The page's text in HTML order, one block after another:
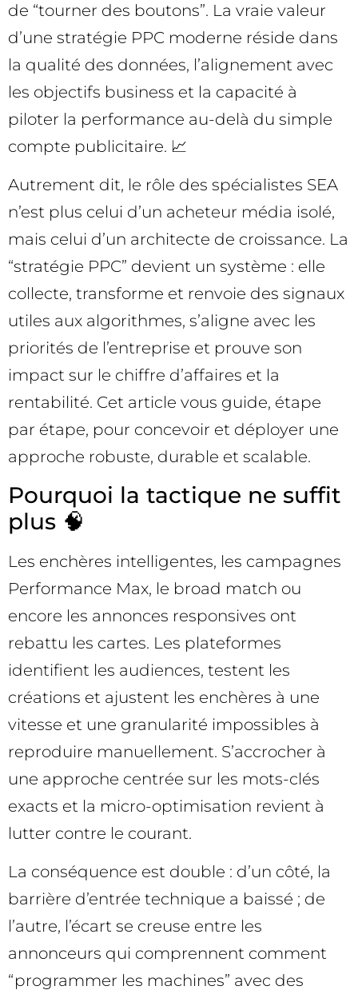
de “tourner des boutons”. La vraie valeur
d’une stratégie PPC moderne réside dans
la qualité des données, l’alignement avec
les objectifs business et la capacité à
piloter la performance au-delà du simple
compte publicitaire. 📈
Autrement dit, le rôle des spécialistes SEA
n’est plus celui d’un acheteur média isolé,
mais celui d’un architecte de croissance. La
“stratégie PPC” devient un système : elle
collecte, transforme et renvoie des signaux
utiles aux algorithmes, s’aligne avec les
priorités de l’entreprise et prouve son
impact sur le chiffre d’affaires et la
rentabilité. Cet article vous guide, étape
par étape, pour concevoir et déployer une
approche robuste, durable et scalable.
Pourquoi la tactique ne suffit
plus 🧠
Les enchères intelligentes, les campagnes
Performance Max, le broad match ou
encore les annonces responsives ont
rebattu les cartes. Les plateformes
identifient les audiences, testent les
créations et ajustent les enchères à une
vitesse et une granularité impossibles à
reproduire manuellement. S’accrocher à
une approche centrée sur les mots-clés
exacts et la micro-optimisation revient à
lutter contre le courant.
La conséquence est double : d’un côté, la
barrière d’entrée technique a baissé ; de
l’autre, l’écart se creuse entre les
annonceurs qui comprennent comment
“programmer les machines” avec des